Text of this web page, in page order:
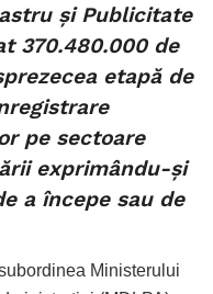
şi Publicitate
370.480.000 de
etapă de
pe sectoare
exprimându-şi
a începe sau de
Ministerului